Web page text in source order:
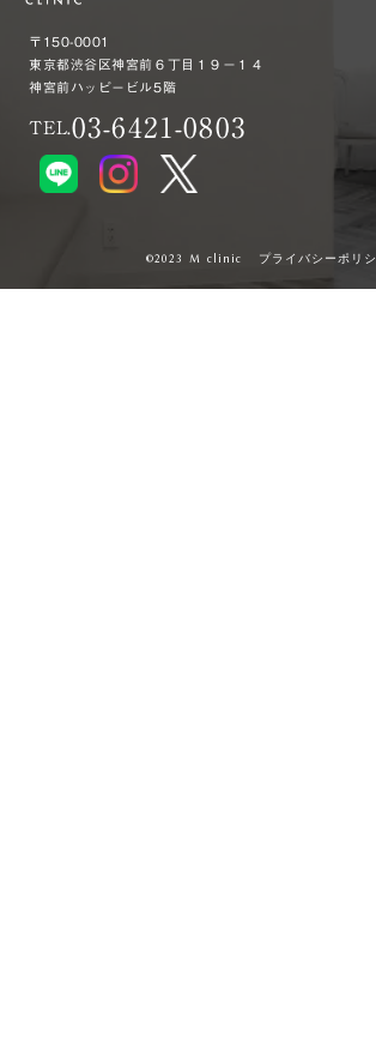
〒150-0001
東京都渋谷区神宮前６丁目１９−１４
神宮前ハッピービル5階
TEL.03-6421-0803
プライバシーポリ
©︎2023 M clinic